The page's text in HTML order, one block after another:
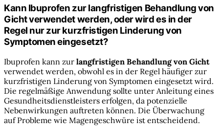
Kann Ibuprofen zur langfristigen Behandlung von
Gicht verwendet werden, oder wird es in der
Regel nur zur kurzfristigen Linderung von
Symptomen eingesetzt?
Ibuprofen kann zur langfristigen Behandlung von Gicht
verwendet werden, obwohl es in der Regel häufiger zur
kurzfristigen Linderung von Symptomen eingesetzt wird.
Die regelmäßige Anwendung sollte unter Anleitung eines
Gesundheitsdienstleisters erfolgen, da potenzielle
Nebenwirkungen auftreten können. Die Überwachung
auf Probleme wie Magengeschwüre ist entscheidend.